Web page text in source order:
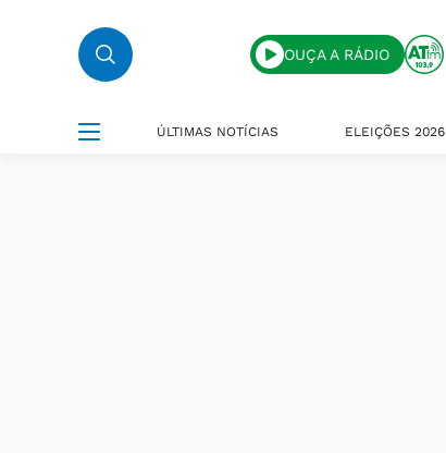
OUÇA A RÁDIO
ÚLTIMAS NOTÍCIAS ELEIÇÕES 2026